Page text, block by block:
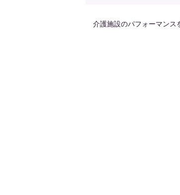
介護施設のパフォーマンス